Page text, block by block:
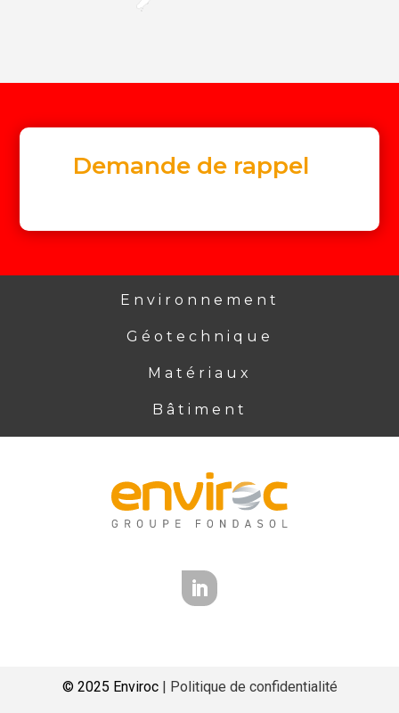
Demande de rappel
Environnement
Géotechnique
Matériaux
Bâtiment
© 2025 Enviroc| Politique de confidentialité